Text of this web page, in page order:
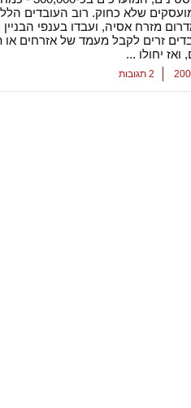
שלא כחוק. רוב העובדים
מזרח אסיה, ועבדו בענפי
זרים לקבל מעמד של אזרחים
ואז יחולו ...
2 תגובות